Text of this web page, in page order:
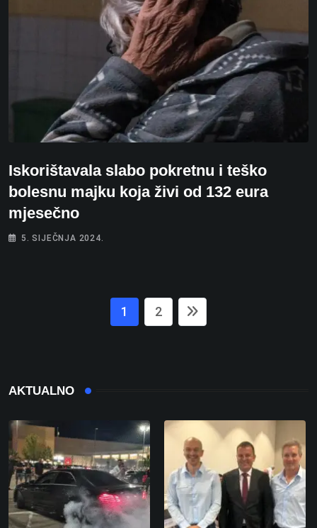
Iskorištavala slabo pokretnu i teško
bolesnu majku koja živi od 132 eura
mjesečno
5. SIJEČNJA 2024.
1 2
AKTUALNO